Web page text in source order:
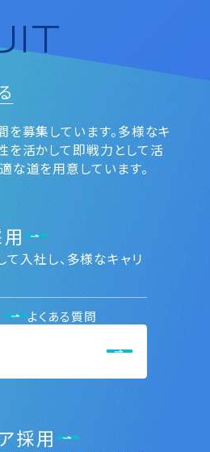
を募集しています。多様なキ
を活かして即戦⼒として活
な道を⽤意しています。
用
て入社し、多様なキャリ
よくある質問
採用